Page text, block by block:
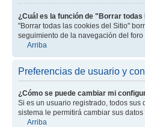
¿Cuál es la función de "Borrar
"Borrar todas las cookies del Sitio"
seguimiento de la navegación del
Arriba
Preferencias de usuario y
¿Cómo se puede cambiar mi
Si es un usuario registrado, todos
sistema le permitirá cambiar sus datos
Arriba